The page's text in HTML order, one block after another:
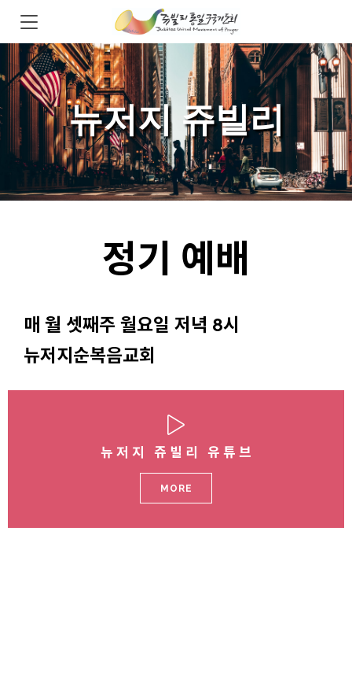
뉴저지 쥬빌리
정기 예배
매 월 셋째주 월요일 저녁 8시
뉴저지순복음교회
뉴저지 쥬빌리 유튜브
MORE